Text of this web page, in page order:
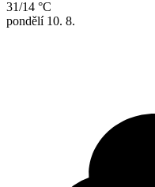
31/14 °C
pondělí 10. 8.